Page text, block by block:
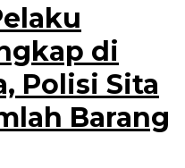
di
Polisi Sita
Barang